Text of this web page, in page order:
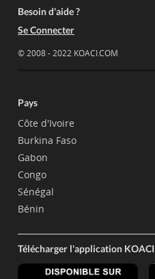
Besoin d'aide ?
Se Connecter
© 2008 - 2022 KOACI.COM
Pays
Côte d'Ivoire
Burkina Faso
Gabon
Congo
Sénégal
Bénin
Télécharger l'application KOACI